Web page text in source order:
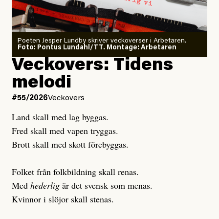
granskar vänstern
Publicerad6 August, 2026
Uppdaterad7 August, 2026
Joel Kellgren
Publicerad3 August, 2026
Uppdaterad3 August, 2026
Poeten Jesper Lundby skriver veckoverser i Arbetaren.
Foto: Pontus Lundahl/TT. Montage: Arbetaren
Veckovers: Tidens
melodi
#55/2026Veckovers
Land skall med lag byggas.
Fred skall med vapen tryggas.
Brott skall med skott förebyggas.
Folket från folkbildning skall renas.
Med hederlig är det svensk som menas.
Kvinnor i slöjor skall stenas.